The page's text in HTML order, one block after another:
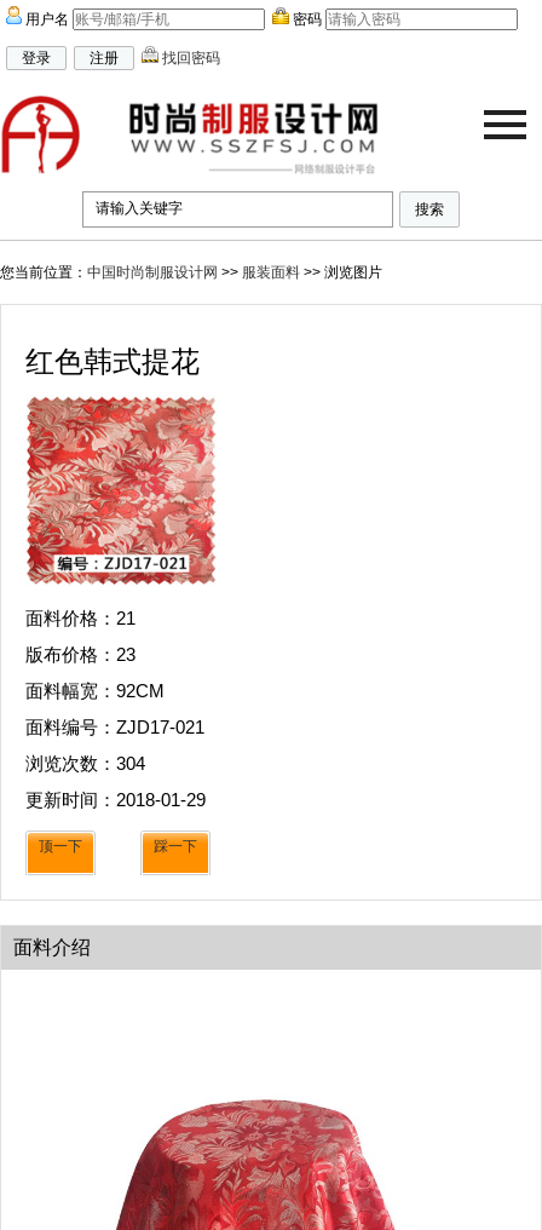
用户名 密码
找回密码
您当前位置： 中国时尚制服设计网 >> 服装面料 >> 浏览图片
红色韩式提花
面料价格： 21
版布价格： 23
面料幅宽： 92CM
面料编号： ZJD17-021
浏览次数： 304
更新时间： 2018-01-29
顶一下 踩一下
面料介绍